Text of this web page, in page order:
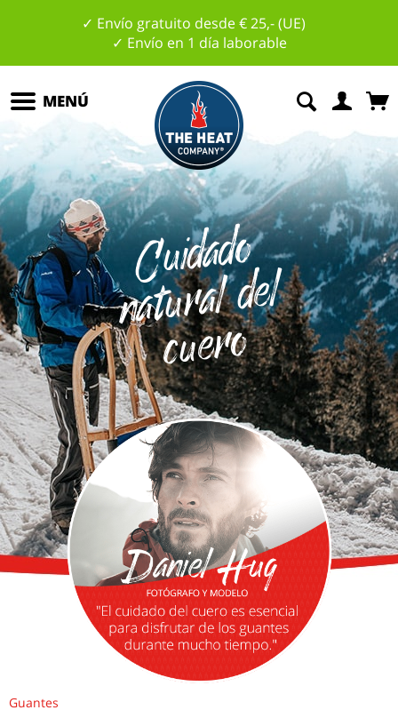
✓ Envío gratuito desde € 25,- (UE)
✓ Envío en 1 día laborable
C
ui
d
a
d
o
n
at
u
r
al
d
el
c
u
e
r
o
MENÚ
Guantes